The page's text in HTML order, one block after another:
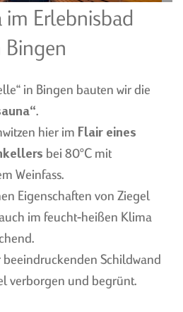
im Erlebnisbad
Bingen
in Bingen bauten wir die
.
hier im Flair eines
bei 80°C mit
Weinfass.
Eigenschaften von Ziegel
im feucht-heißen Klima
Schildwand
verborgen und begrünt.